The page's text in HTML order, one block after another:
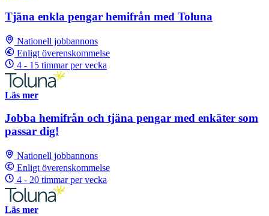
Tjäna enkla pengar hemifrån med Toluna
Nationell jobbannons
Enligt överenskommelse
4 - 15 timmar per vecka
Läs mer
Jobba hemifrån och tjäna pengar med enkäter som
passar dig!
Nationell jobbannons
Enligt överenskommelse
4 - 20 timmar per vecka
Läs mer